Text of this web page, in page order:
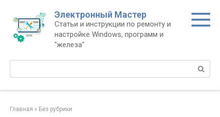
контенту
Электронный Мастер
Статьи и инструкции по ремонту и
настройке Windows, программ и
"железа"
Поиск:
Главная » Без рубрики